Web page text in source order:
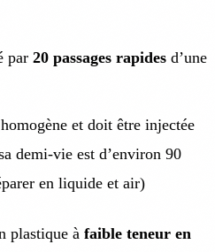
par 20 passages rapides d’une
et doit être injectée
demi-vie est d’environ 90
en liquide et air)
plastique à faible teneur en